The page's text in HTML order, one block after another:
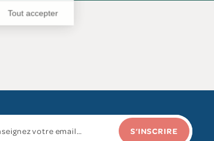
S‘INSCRIRE